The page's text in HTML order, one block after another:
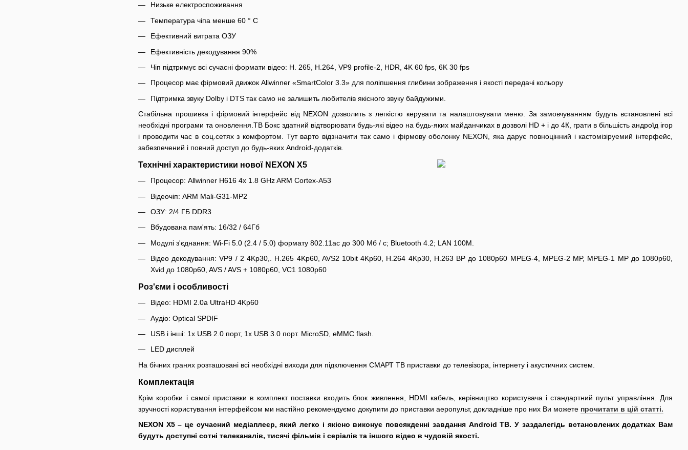
Низьке електроспоживання
Температура чіпа менше 60 ° С
Ефективний витрата ОЗУ
Ефективність декодування 90%
Чіп підтримує всі сучасні формати відео: H. 265, H.264, VP9 profile-2, HDR, 4K 60 fps, 6K 30 fps
Процесор має фірмовий движок Allwinner «SmartColor 3.3» для поліпшення глибини зображення і якості передачі кольору
Підтримка звуку Dolby і DTS так само не залишить любителів якісного звуку байдужими.
Стабільна прошивка і фірмовий інтерфейс від NEXON дозволить з легкістю керувати та налаштовувати меню. За замовчуванням будуть встановлені всі
необхідні програми та оновлення.ТВ Бокс здатний відтворювати будь-які відео на будь-яких майданчиках в дозволі HD + і до 4К, грати в більшість андроїд ігор
і проводити час в соц.сетях з комфортом. Тут варто відзначити так само і фірмову оболонку NEXON, яка дарує повноцінний і кастомізіруемий інтерфейс,
забезпечений і повний доступ до будь-яких Android-додатків.
Технічні характеристики нової NEXON X5
Процесор: Allwinner H616 4x 1.8 GHz ARM Cortex-A53
Відеочіп: ARM Mali-G31-MP2
ОЗУ: 2/4 ГБ DDR3
Вбудована пам'ять: 16/32 / 64Гб
Модулі з'єднання: Wi-Fi 5.0 (2.4 / 5.0) формату 802.11ac до 300 Мб / c; Bluetooth 4.2; LAN 100М.
Відео декодування: VP9 / 2 4Kp30,. H.265 4Kp60, AVS2 10bit 4Kp60, H.264 4Kp30, H.263 BP до 1080p60 MPEG-4, MPEG-2 MP, MPEG-1 MP до 1080p60,
Xvid до 1080p60, AVS / AVS + 1080p60, VC1 1080p60
Роз'єми і особливості
Відео: HDMI 2.0a UltraHD 4Kp60
Аудіо: Optical SPDIF
USB і інші: 1x USB 2.0 порт, 1x USB 3.0 порт. MicroSD, eMMC flash.
LED дисплей
На бічних гранях розташовані всі необхідні виходи для підключення СМАРТ ТВ приставки до телевізора, інтернету і акустичних систем.
Комплектація
Крім коробки і самої приставки в комплект поставки входить блок живлення, HDMI кабель, керівництво користувача і стандартний пульт управління. Для
зручності користування інтерфейсом ми настійно рекомендуємо докупити до приставки аеропульт, докладніше про них Ви можете прочитати в цій статті.
NEXON X5 – це сучасний медіаплеєр, який легко і якісно виконує повсякденні завдання Android ТВ. У заздалегідь встановлених додатках Вам
будуть доступні сотні телеканалів, тисячі фільмів і серіалів та іншого відео в чудовій якості.